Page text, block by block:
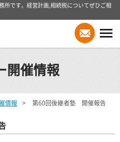
所です。経営計画,相続税についてぜひご相
開催情報
情報 第60回後継者塾 開催報告